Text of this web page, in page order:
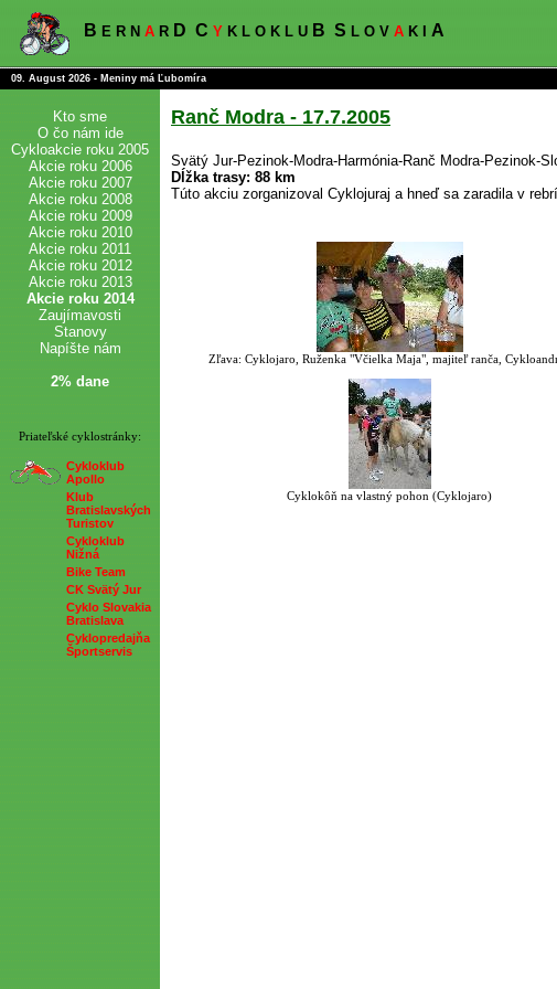
B E R N A R D C Y K L O K L U B S L O V A K I A
09. August 2026 - Meniny má Ľubomíra
Kto sme
O čo nám ide
Cykloakcie roku 2005
Akcie roku 2006
Akcie roku 2007
Akcie roku 2008
Akcie roku 2009
Akcie roku 2010
Akcie roku 2011
Akcie roku 2012
Akcie roku 2013
Akcie roku 2014
Zaujímavosti
Stanovy
Napíšte nám
2% dane
Priateľské cyklostránky:
Cykloklub
Apollo
Klub
Bratislavských
Turistov
Cykloklub
Nižná
Bike Team
CK Svätý Jur
Cyklo Slovakia
Bratislava
Cyklopredajňa
Športservis
Ranč Modra - 17.7.2005
Svätý Jur-Pezinok-Modra-Harmónia-Ranč Modra-Pezinok-
Dĺžka trasy: 88 km
Túto akciu zorganizoval Cyklojuraj a hneď sa zaradila v
Zľava: Cyklojaro, Ruženka "Včielka Maja", majiteľ ranča,
Cyklokôň na vlastný pohon (Cyklojaro)